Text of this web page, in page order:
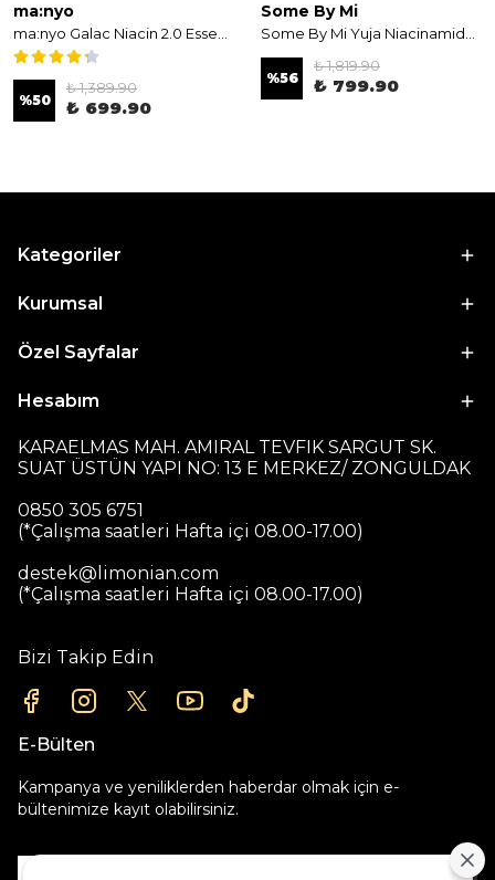
ma:nyo
%50
₺ 1,389.90
₺ 699.90
Some By Mi
%56
₺ 1,819.90
₺ 799.90
Kategoriler
Kurumsal
Özel Sayfalar
Hesabım
KARAELMAS MAH. AMIRAL TEVFIK SARGUT SK.
SUAT ÜSTÜN YAPI NO: 13 E MERKEZ/ ZONGULDAK
0850 305 6751
(*Çalışma saatleri Hafta içi 08.00-17.00)
destek@limonian.com
(*Çalışma saatleri Hafta içi 08.00-17.00)
Bizi Takip Edin
E-Bülten
Kampanya ve yeniliklerden haberdar olmak için e-
bültenimize kayıt olabilirsiniz.